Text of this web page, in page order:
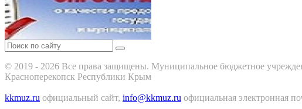
© 2019 - 2026 Все права защищены. Муниципальное бюджетное
Красноперекопск Республики Крым
kkmuz.ru официальный сайт, info@kkmuz.ru официальная электронная